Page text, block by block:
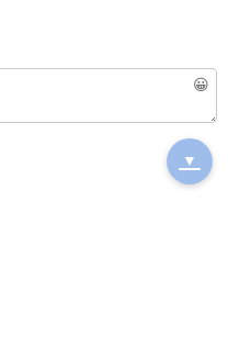
😀
▼